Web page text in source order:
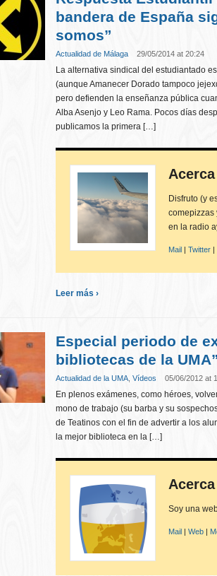
bandera de España
somos”
Actualidad de Málaga 29/05/2014 at 20:24
La alternativa sindical del estudiantado
(aunque Amanecer Dorado tampoco
pero defienden la enseñanza pública
Alba Asenjo y Leo Rama. Pocos días
publicamos la primera […]
Disfruto (y
comepizzas
en la radio
Mail | Twitter |
Leer más ›
Especial periodo de
bibliotecas de la UMA”
Actualidad de la UMA Vídeos 05/06/2012 at
En plenos exámenes, como héroes,
mono de trabajo (su barba y su
de Teatinos con el fin de advertir a los
la mejor biblioteca en la […]
Soy una
Mail | Web |